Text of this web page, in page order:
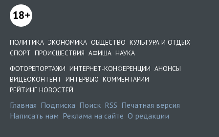
18+
ПОЛИТИКА ЭКОНОМИКА ОБЩЕСТВО КУЛЬТУРА И ОТДЫХ
СПОРТ ПРОИСШЕСТВИЯ АФИША НАУКА
ФОТОРЕПОРТАЖИ ИНТЕРНЕТ-КОНФЕРЕНЦИИ АНОНСЫ
ВИДЕОКОНТЕНТ ИНТЕРВЬЮ КОММЕНТАРИИ
РЕЙТИНГ НОВОСТЕЙ
Главная Подписка Поиск RSS Печатная версия
Написать нам Реклама на сайте О редакции